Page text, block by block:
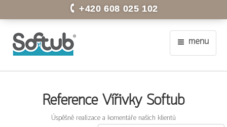
+420 608 025 102
menu
Reference Vířivky Softub
Úspěšně realizace a komentáře našich klientů